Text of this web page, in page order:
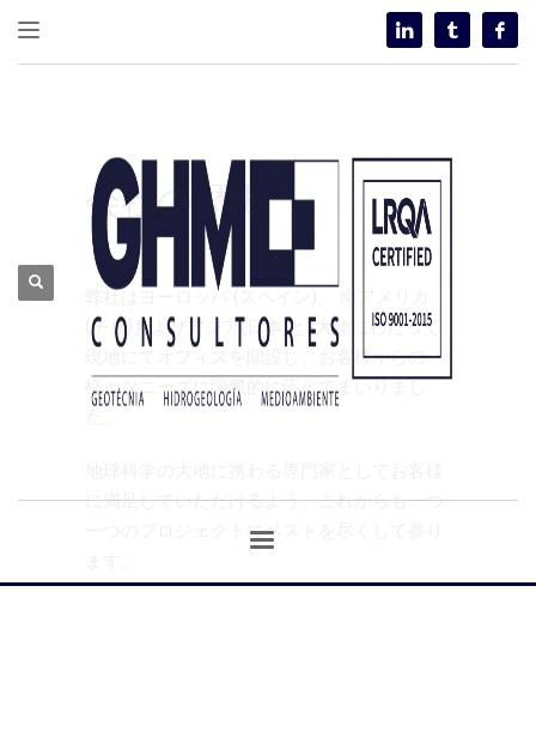
会社の歴史
弊社はヨーロッパ (スペイン)、 南アメリカ
(チリ)およびアジア(日本)と3大陸にわたって
現地にてオフィスを開設し、お客様からの
様々なニーズに国際的に応えてまいりまし
に満足していただけるよう、これからも一つ
一つのプロジェクトにベストを尽くして参り